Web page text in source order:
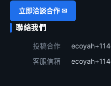
立即洽談合作 ✉
聯絡我們
投稿合作
客服信箱